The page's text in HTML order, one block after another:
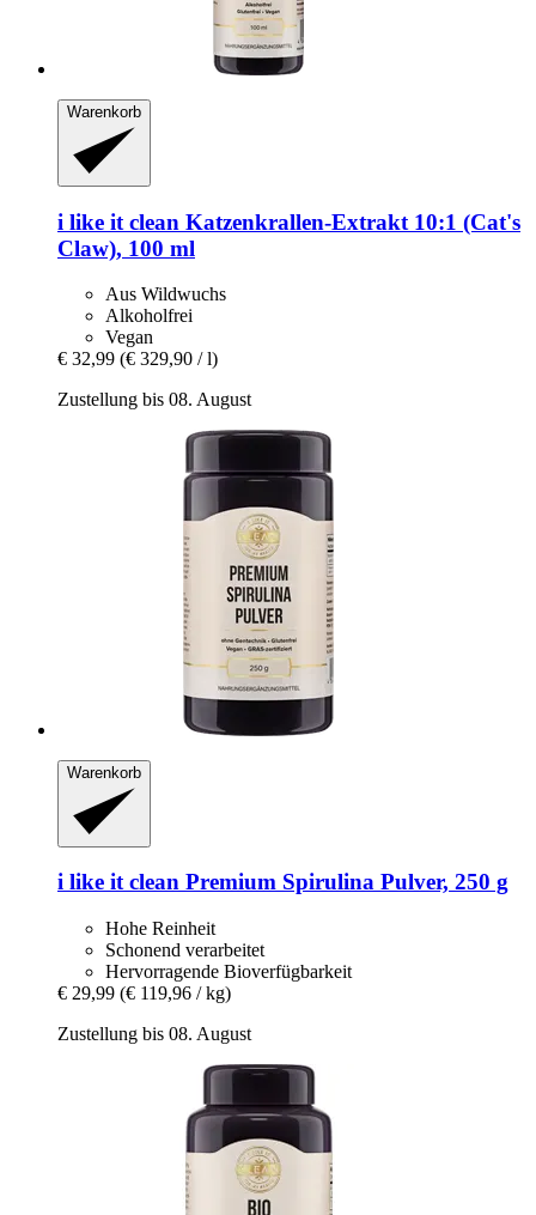
Warenkorb
i like it clean Katzenkrallen-​Extrakt 10:1 (Cat's
Claw), 100 ml
Aus Wildwuchs
Alkoholfrei
Vegan
€ 32,99 (€ 329,90 / l)
Zustellung bis 08. August
Warenkorb
i like it clean Premium Spirulina Pulver, 250 g
Hohe Reinheit
Schonend verarbeitet
Hervorragende Bioverfügbarkeit
€ 29,99 (€ 119,96 / kg)
Zustellung bis 08. August